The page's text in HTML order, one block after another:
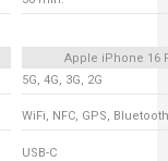
Apple iPhone 16
5G, 4G, 3G, 2G
WiFi, NFC, GPS, Bluetooth
USB-C